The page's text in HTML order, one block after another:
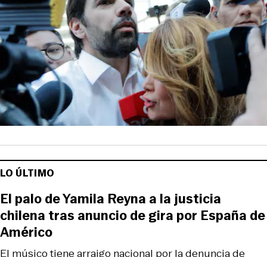
LO ÚLTIMO
El músico tiene arraigo nacional por la denuncia de
El palo de Yamila Reyna a la justicia
chilena tras anuncio de gira por España de
Américo